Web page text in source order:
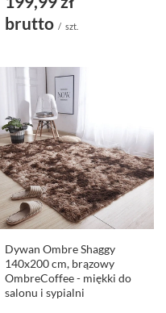
brutto / szt.
Dywan Ombre Shaggy
140x200 cm, brązowy
OmbreCoffee - miękki do
salonu i sypialni